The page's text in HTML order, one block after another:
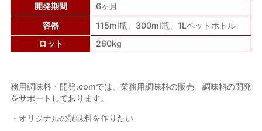
開発期間
6ヶ月
容器
115ml瓶、300ml瓶、1Lペットボトル
ロット
260kg
務用調味料・開発.comでは、業務用調味料の販売、調味料の開発
をサポートしております。
・オリジナルの調味料を作りたい